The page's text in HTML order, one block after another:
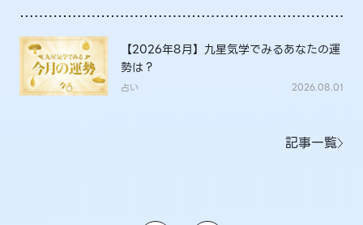
【2026年8月】九星気学でみるあなたの運
勢は？
占い 2026.08.01
記事一覧